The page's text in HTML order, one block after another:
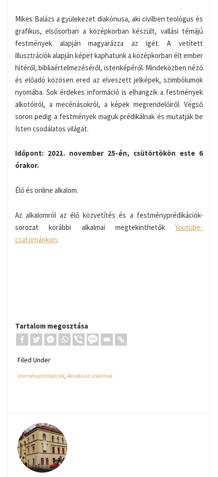
Mikes Balázs a gyülekezet diakónusa, aki civilben teológus és
grafikus, elsősorban a középkorban készült, vallási témájú
festmények alapján magyarázza az igét. A vetített
illusztrációk alapján képet kaphatunk a középkorban élt ember
hitéről, bibliaértelmezéséről, istenképéről. Mindeközben néző
és előadó közösen ered az elveszett jelképek, szimbólumok
nyomába. Sok érdekes információ is elhangzik a festmények
alkotóiról, a mecénásokról, a képek megrendelőiről. Végső
soron pedig a festmények maguk prédikálnak és mutatják be
Isten csodálatos világát.
Időpont: 2021. november 25-én, csütörtökön este 6
órakor.
Élő és online alkalom.
Az alkalomról az élő közvetítés és a festményprédikációk-
sorozat korábbi alkalmai megtekinthetők Youtube-
csatornánkon.
Tartalom megosztása
Filed Under
Festményprédikációk, Rendkívüli alkalmak